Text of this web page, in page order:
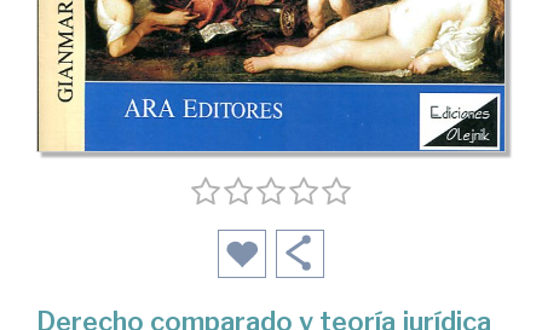
Derecho comparado y teoría jurídica